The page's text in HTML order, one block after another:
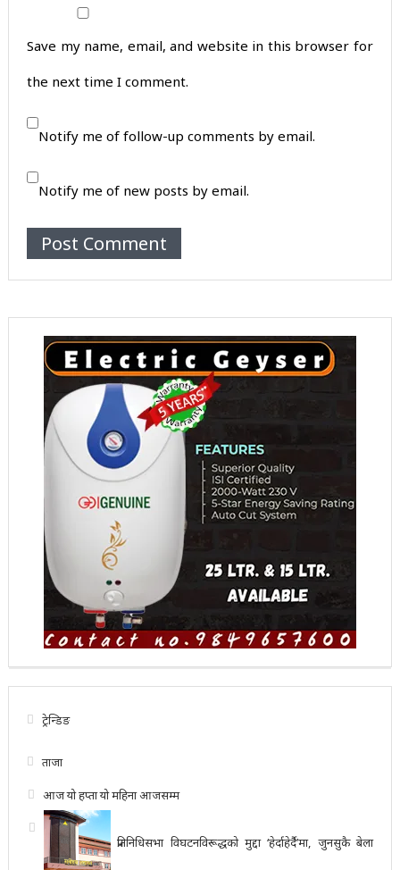
Save my name, email, and website in this browser for
the next time I comment.
Notify me of follow-up comments by email.
Notify me of new posts by email.
ट्रेन्डिङ
ताजा
आजयो हप्तायो महिनाआजसम्म
प्रतिनिधिसभा विघटनविरूद्धको मुद्दा ‘हेर्दाहेर्दै’मा, जुनसुकै बेला